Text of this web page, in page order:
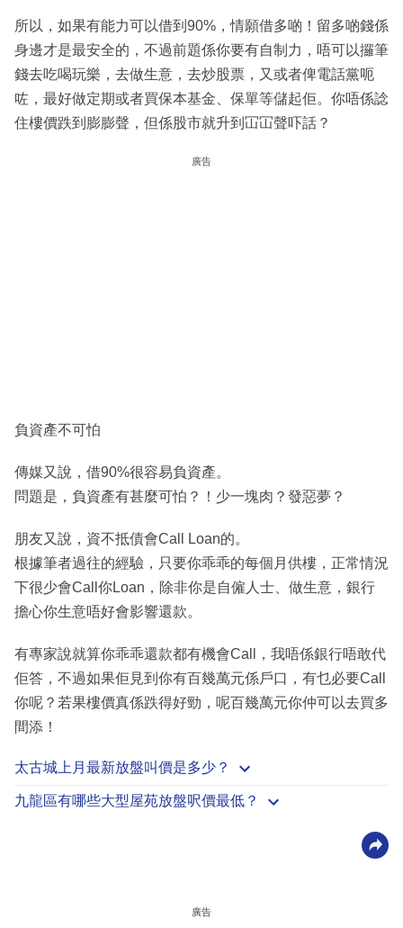
所以，如果有能力可以借到90%，情願借多啲！留多啲錢係
身邊才是最安全的，不過前題係你要有自制力，唔可以攞筆
錢去吃喝玩樂，去做生意，去炒股票，又或者俾電話黨呃
咗，最好做定期或者買保本基金、保單等儲起佢。你唔係諗
住樓價跌到膨膨聲，但係股市就升到冚冚聲吓話？
廣告
負資產不可怕
傳媒又說，借90%很容易負資產。
問題是，負資產有甚麼可怕？！少一塊肉？發惡夢？
朋友又說，資不抵債會Call Loan的。
根據筆者過往的經驗，只要你乖乖的每個月供樓，正常情況
下很少會Call你Loan，除非你是自僱人士、做生意，銀行
擔心你生意唔好會影響還款。
有專家說就算你乖乖還款都有機會Call，我唔係銀行唔敢代
佢答，不過如果佢見到你有百幾萬元係戶口，有乜必要Call
你呢？若果樓價真係跌得好勁，呢百幾萬元你仲可以去買多
間添！
太古城上月最新放盤叫價是多少？
九龍區有哪些大型屋苑放盤呎價最低？
廣告